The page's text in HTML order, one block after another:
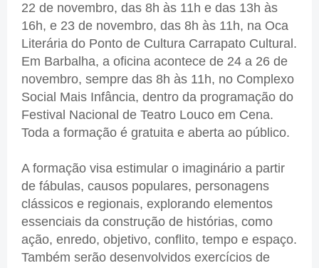
22 de novembro, das 8h às 11h e das 13h às
16h, e 23 de novembro, das 8h às 11h, na Oca
Literária do Ponto de Cultura Carrapato Cultural.
Em Barbalha, a oficina acontece de 24 a 26 de
novembro, sempre das 8h às 11h, no Complexo
Social Mais Infância, dentro da programação do
Festival Nacional de Teatro Louco em Cena.
Toda a formação é gratuita e aberta ao público.
A formação visa estimular o imaginário a partir
de fábulas, causos populares, personagens
clássicos e regionais, explorando elementos
essenciais da construção de histórias, como
ação, enredo, objetivo, conflito, tempo e espaço.
Também serão desenvolvidos exercícios de